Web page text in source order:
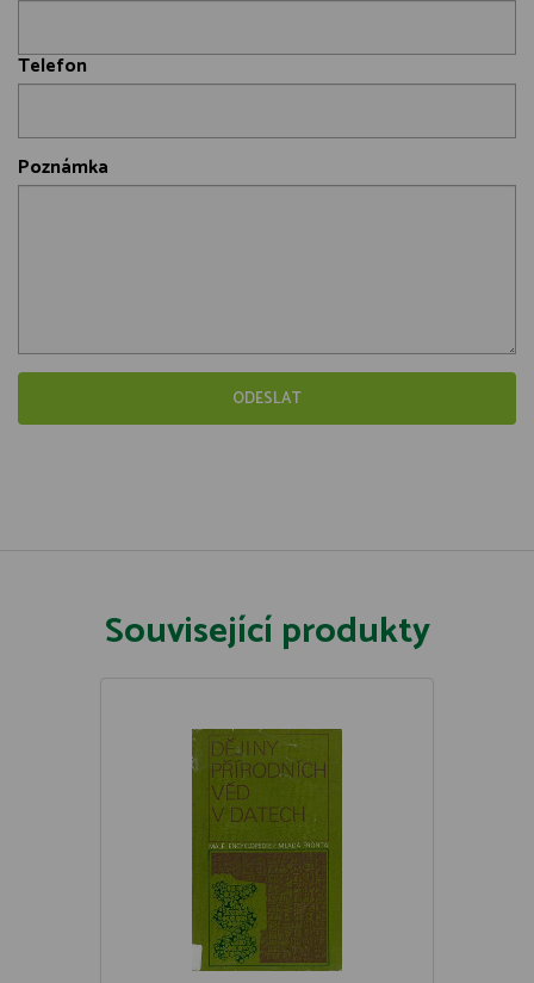
Telefon
Poznámka
Související produkty